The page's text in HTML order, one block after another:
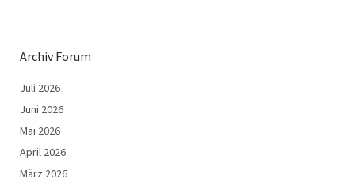
Archiv Forum
Juli 2026
Juni 2026
Mai 2026
April 2026
März 2026